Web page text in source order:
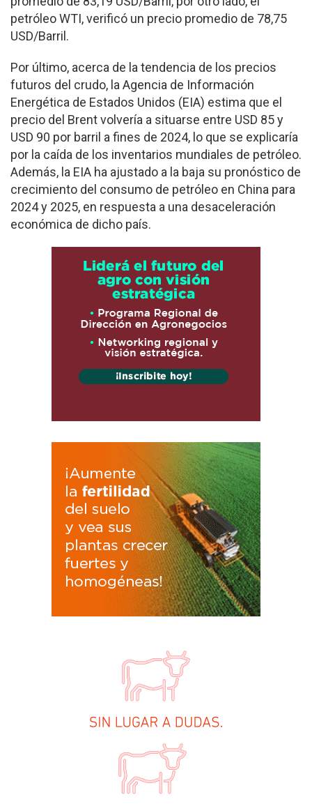
petróleo WTI, verificó un precio promedio de 78,75
USD/Barril.
Por último, acerca de la tendencia de los precios
futuros del crudo, la Agencia de Información
Energética de Estados Unidos (EIA) estima que el
precio del Brent volvería a situarse entre USD 85 y
USD 90 por barril a fines de 2024, lo que se explicaría
por la caída de los inventarios mundiales de petróleo.
Además, la EIA ha ajustado a la baja su pronóstico de
crecimiento del consumo de petróleo en China para
2024 y 2025, en respuesta a una desaceleración
económica de dicho país.